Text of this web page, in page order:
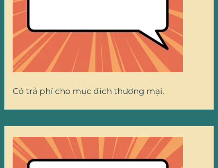
Có trả phí cho mục đích thương mại.